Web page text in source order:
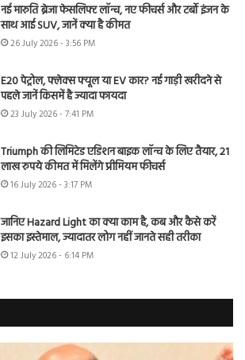
नई मारुति ब्रेजा फेसलिफ्ट लॉन्च, नए फीचर्स और टर्बो इंजन के
साथ आई SUV, जानें क्या है कीमत
26 July 2026 - 3:56 PM
E20 पेट्रोल, फ्लेक्स फ्यूल या EV कार? नई गाड़ी खरीदने से
पहले जानें किसमें है ज्यादा फायदा
23 July 2026 - 7:41 PM
Triumph की लिमिटेड एडिशन बाइक लॉन्च के लिए तैयार, 21
लाख रुपये कीमत में मिलेंगे प्रीमियम फीचर्स
16 July 2026 - 3:17 PM
जानिए Hazard Light का क्या काम है, कब और कैसे करें
इसका इस्तेमाल, ज्यादातर लोग नहीं जानते सही तरीका
12 July 2026 - 6:14 PM